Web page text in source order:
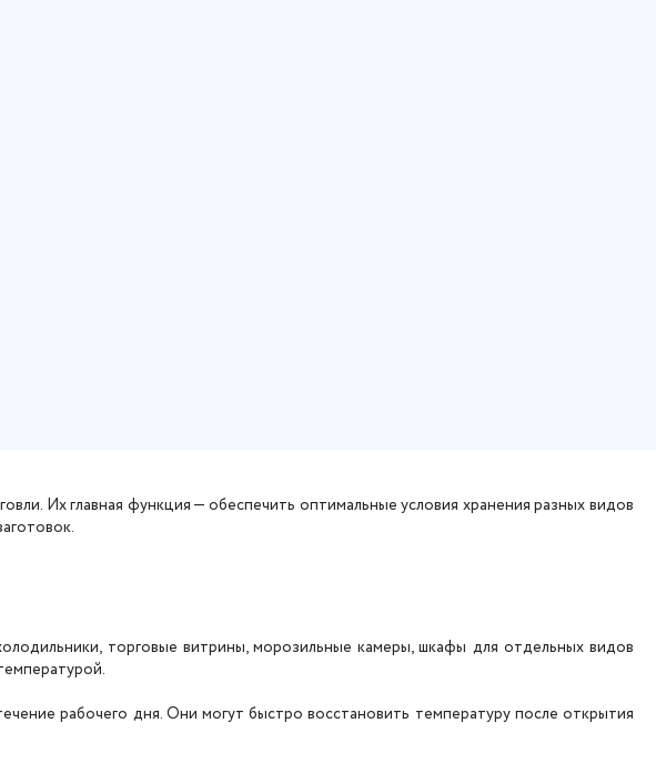
Их главная функция — обеспечить оптимальные условия хранения разных видов
торговые витрины, морозильные камеры, шкафы для отдельных видов
рабочего дня. Они могут быстро восстановить температуру после открытия